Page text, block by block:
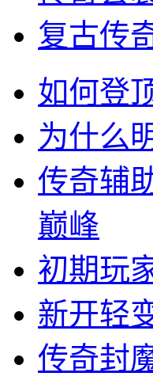
复古传
如何登
为什么
传奇辅
巅峰
初期玩
新开轻
传奇封